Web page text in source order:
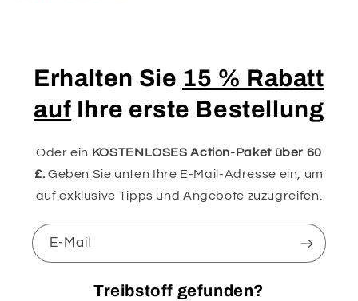
Erhalten Sie 15 % Rabatt
auf Ihre erste Bestellung
Oder ein KOSTENLOSES Action-Paket über 60
£. Geben Sie unten Ihre E-Mail-Adresse ein, um
auf exklusive Tipps und Angebote zuzugreifen.
E-Mail
Treibstoff gefunden?